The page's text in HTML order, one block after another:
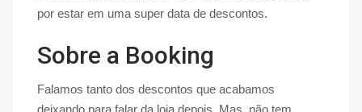
por estar em uma super data de descontos.
Sobre a Booking
Falamos tanto dos descontos que acabamos
deixando para falar da loja depois. Mas, não tem